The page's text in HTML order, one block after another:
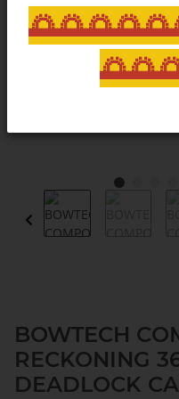
BOWTECH
RECKONING
DEADLOCK